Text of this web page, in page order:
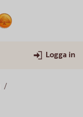
Logga in